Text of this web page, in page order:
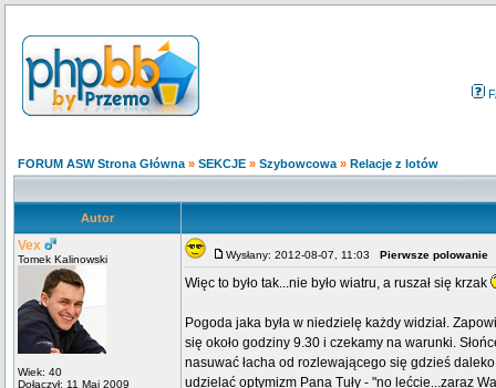
FORUM ASW Strona Główna » SEKCJE » Szybowcowa » Relacje z lotów
Autor
Vex
Tomek Kalinowski
Wiek: 40
Dołączył: 11 Maj 2009
Wysłany: 2012-08-07, 11:03 Pierwsze polowanie
Więc to było tak...nie było wiatru, a ruszał się krzak
Pogoda jaka była w niedzielę każdy widział.
się około godziny 9.30 i czekamy na warunki.
nasuwać łacha od rozlewającego się gdzieś
udzielać optymizm Pana Tuły - "no lećcie...zaraz